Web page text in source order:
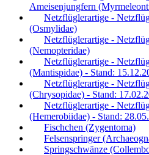
Ameisenjungfern
Netzflüglerartige -
(Osmylidae)
Netzflüglerartige -
(Nemopteridae)
Netzflüglerartige -
(Mantispidae) - Stand:
Netzflüglerartige -
(Chrysopidae) - Stand:
Netzflüglerartige -
(Hemerobiidae) - Stand:
Fischchen (Zygentoma)
Felsenspringer
Springschwänze